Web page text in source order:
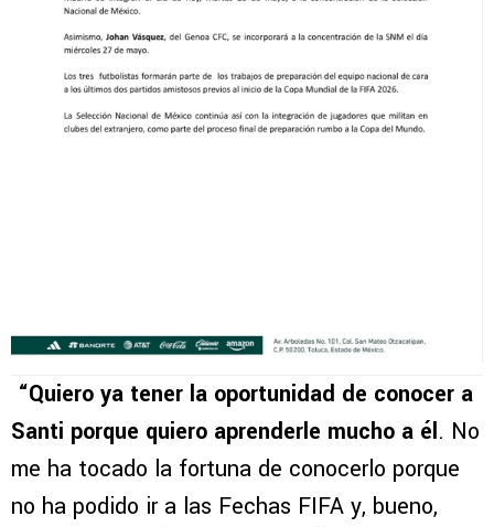
“Quiero ya tener la oportunidad de conocer a
Santi porque quiero aprenderle mucho a él. No
me ha tocado la fortuna de conocerlo porque
no ha podido ir a las Fechas FIFA y, bueno,